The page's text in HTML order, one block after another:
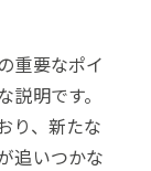
重要なポイ
明です。
り、新たな
追いつかな